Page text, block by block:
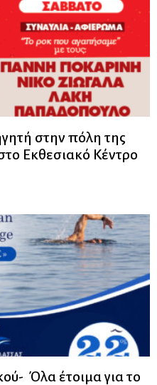
στην πόλη της
Εκθεσιακό Κέντρο
Όλα έτοιμα για το